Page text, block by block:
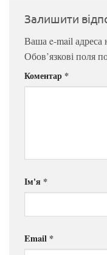
Залишити
Ваша e-mail
Обов’язкові поля
Коментар *
Ім'я *
Email *